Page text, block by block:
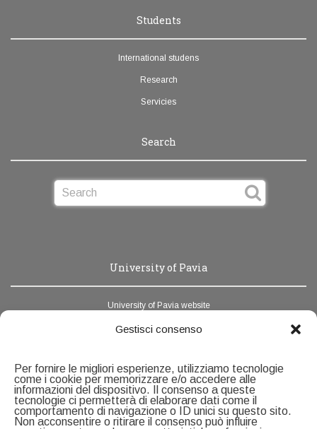
Gestisci consenso
Per fornire le migliori esperienze, utilizziamo tecnologie
come i cookie per memorizzare e/o accedere alle
informazioni del dispositivo. Il consenso a queste
tecnologie ci permetterà di elaborare dati come il
comportamento di navigazione o ID unici su questo sito.
Non acconsentire o ritirare il consenso può influire
Students
International studens
Research
Servicies
Search
University of Pavia
University of Pavia website
News Unipv
Address book
Contacts